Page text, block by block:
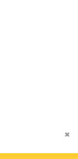
✖